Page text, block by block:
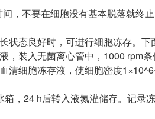
，不要在细胞没有基本脱落就终
状态良好时，可进行细胞冻存。下
，装入无菌离心管中，1000 rpm
清细胞冻存液，使细胞密度
，24 h后转入液氮灌储存。记录冻